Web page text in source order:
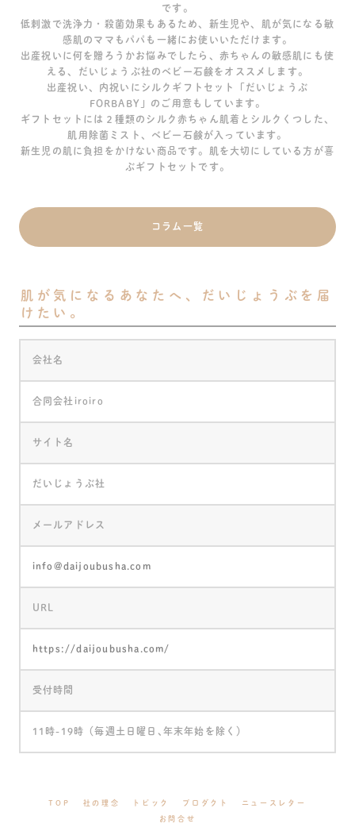
です。
低刺激で洗浄力・殺菌効果もあるため、新生児や、肌が気になる敏
感肌のママもパパも一緒にお使いいただけます。
出産祝いに何を贈ろうかお悩みでしたら、赤ちゃんの敏感肌にも使
える、だいじょうぶ社のベビー石鹸をオススメします。
出産祝い、内祝いにシルクギフトセット「だいじょうぶ
FORBABY」のご用意もしています。
ギフトセットには２種類のシルク赤ちゃん肌着とシルクくつした、
肌用除菌ミスト、ベビー石鹸が入っています。
新生児の肌に負担をかけない商品です。肌を大切にしている方が喜
ぶギフトセットです。
コラム一覧
肌が気になるあなたへ、だいじょうぶを届
けたい。
会社名
合同会社iroiro
サイト名
だいじょうぶ社
メールアドレス
info@daijoubusha.com
URL
https://daijoubusha.com/
受付時間
11時-19時（毎週土日曜日､年末年始を除く）
TOP 社の理念 トピック プロダクト
ニュースレター
お問合せ